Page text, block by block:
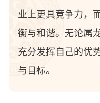
业上更具竞争力，
衡与和谐。无论属
充分发挥自己的优
与目标。